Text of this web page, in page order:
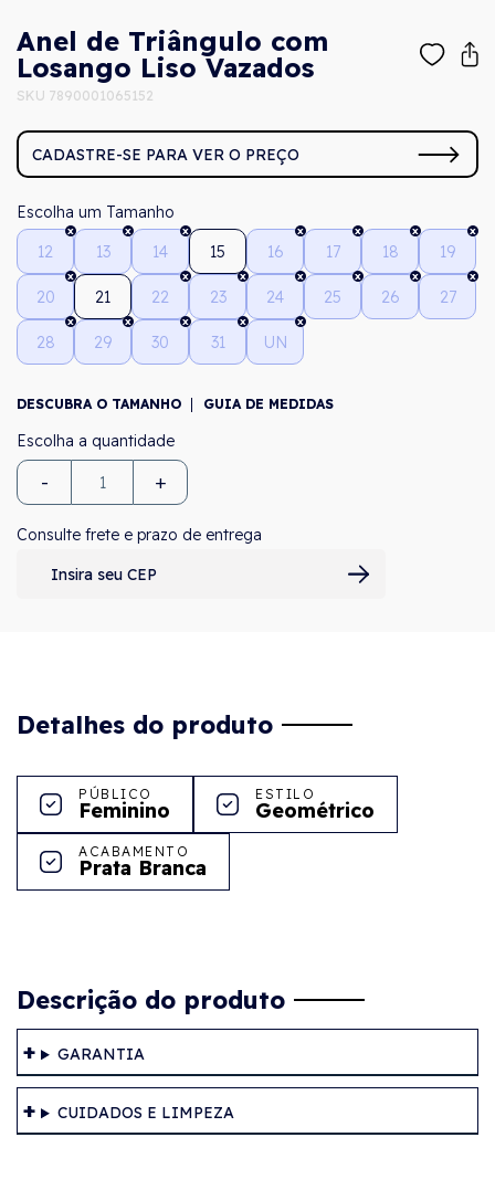
Anel de Triângulo com
Losango Liso Vazados
SKU 7890001065152
CADASTRE-SE PARA VER O PREÇO
Tamanho
12
13 14 15 16 17 18 19
20 21 22 23 24 25 26 27
28 29 30 31 UN
DESCUBRA O TAMANHO GUIA DE MEDIDAS
- +
Consulte frete e prazo de entrega
Detalhes do produto
PÚBLICO
Feminino
ESTILO
Geométrico
ACABAMENTO
Prata Branca
Descrição do produto
GARANTIA
CUIDADOS E LIMPEZA